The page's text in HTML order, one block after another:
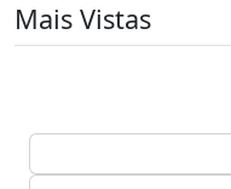
Mais Vistas